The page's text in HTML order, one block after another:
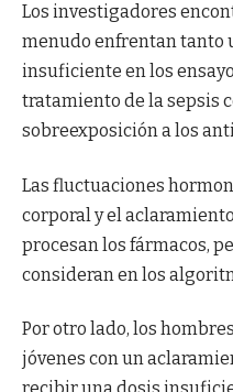
Los investigadores
menudo enfrentan tanto
insuficiente en los
tratamiento de la sepsis
sobreexposición a los
Las fluctuaciones
corporal y el
procesan los fármacos,
consideran en los
Por otro lado, los
jóvenes con un